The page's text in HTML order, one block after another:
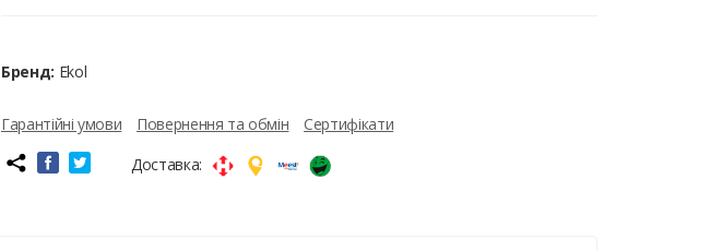
Бренд: Ekol
Гарантійні умови Повернення та обмін
Сертифікати
Доставка: